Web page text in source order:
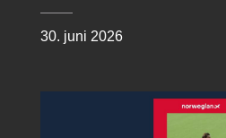
30. juni 2026